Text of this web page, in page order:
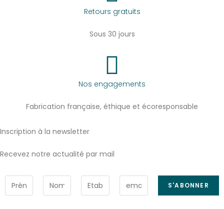
Retours gratuits
Sous 30 jours
Nos engagements
Fabrication française, éthique et écoresponsable
Inscription à la newsletter
Recevez notre actualité par mail